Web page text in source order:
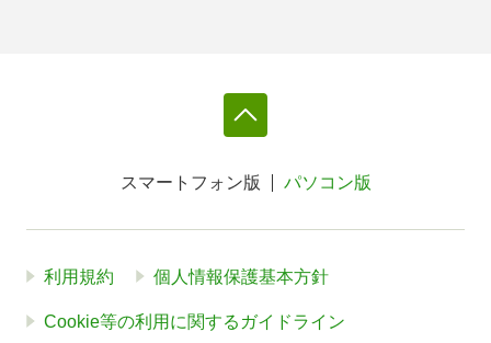
スマートフォン版 パソコン版
利用規約 個人情報保護基本方針
Cookie等の利用に関するガイドライン